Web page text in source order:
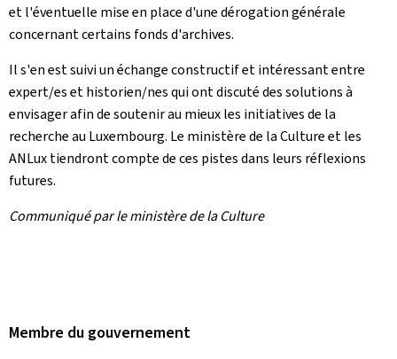
et l'éventuelle mise en place d'une dérogation générale
concernant certains fonds d'archives.
Il s'en est suivi un échange constructif et intéressant entre
expert/es et historien/nes qui ont discuté des solutions à
envisager afin de soutenir au mieux les initiatives de la
recherche au Luxembourg. Le ministère de la Culture et les
ANLux tiendront compte de ces pistes dans leurs réflexions
futures.
Communiqué par le ministère de la Culture
Membre du gouvernement